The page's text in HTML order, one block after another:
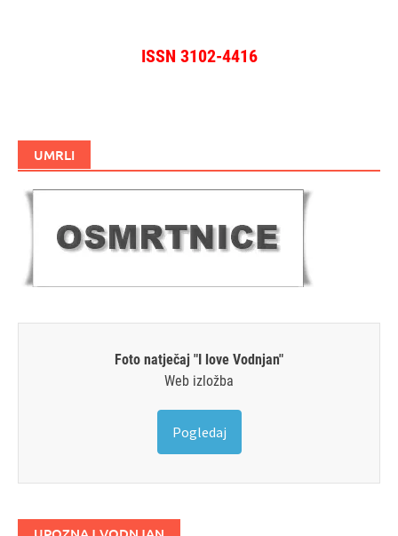
ISSN 3102-4416
UMRLI
Foto natječaj "I love Vodnjan"
Web izložba
Pogledaj